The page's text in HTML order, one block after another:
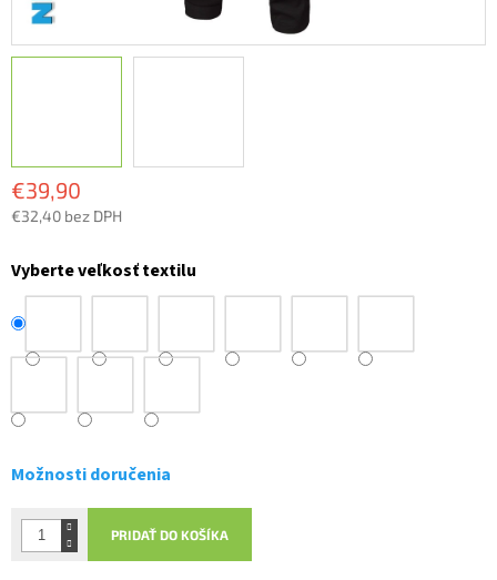
€39,90
€32,40 bez DPH
cena:
Vyberte veľkosť textilu
Možnosti doručenia
PRIDAŤ DO KOŠÍKA